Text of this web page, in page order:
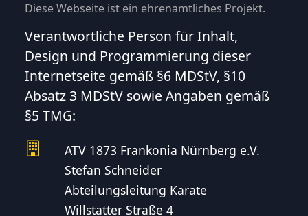
Diese Webseite ist ein ehrenamtliches Projekt.
Verantwortliche Person für Inhalt,
Design und Programmierung dieser
Internetseite gemäß §6 MDStV, §10
Absatz 3 MDStV sowie Angaben gemäß
§5 TMG:
ATV 1873 Frankonia Nürnberg e.V.
Stefan Schneider
Abteilungsleitung Karate
Willstätter Straße 4